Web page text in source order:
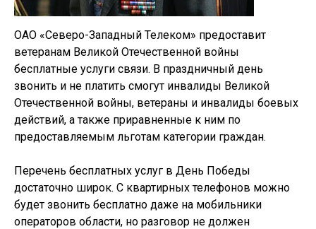
ОАО «Северо-Западный Телеком» предоставит
ветеранам Великой Отечественной войны
бесплатные услуги связи. В праздничный день
звонить и не платить смогут инвалиды Великой
Отечественной войны, ветераны и инвалиды боевых
действий, а также приравненные к ним по
предоставляемым льготам категории граждан.
Перечень бесплатных услуг в День Победы
достаточно широк. С квартирных телефонов можно
будет звонить бесплатно даже на мобильники
операторов области, но разговор не должен